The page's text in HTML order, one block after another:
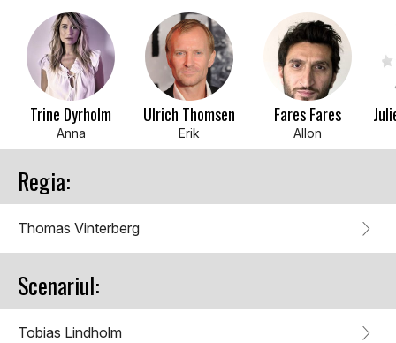
Trine Dyrholm
Anna
Ulrich Thomsen
Erik
Fares Fares
Allon
Regia:
Thomas Vinterberg
Scenariul:
Tobias Lindholm